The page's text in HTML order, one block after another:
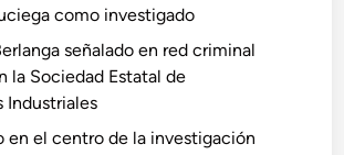
como investigado
señalado en red criminal
la Sociedad Estatal de
Industriales
en el centro de la investigación